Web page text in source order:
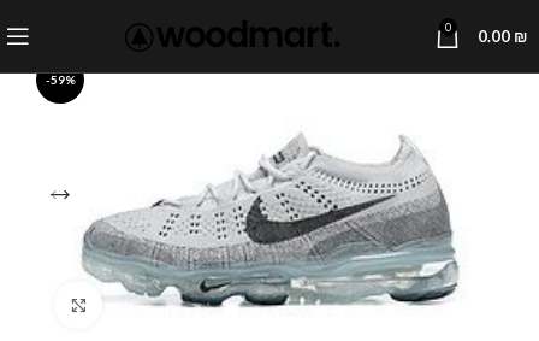
0 0.00 ₪
-59%
Click to enlarge